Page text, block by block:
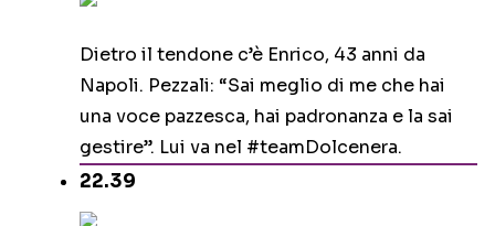
Dietro il tendone c’è Enrico, 43 anni da
Napoli. Pezzali: “Sai meglio di me che hai
una voce pazzesca, hai padronanza e la sai
gestire”. Lui va nel #teamDolcenera.
22.39